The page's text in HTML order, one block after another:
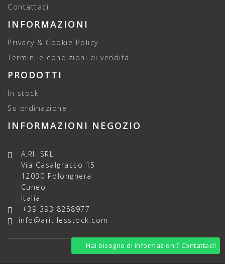
Hai bisogno di informazioni? Contattaci!
Contattaci
INFORMAZIONI
Privacy & Cookie Policy
Termini e condizioni di vendita
PRODOTTI
In stock
Su ordinazione
INFORMAZIONI NEGOZIO
A.RI. SRL
Via Casalgrasso 15
12030 Polonghera
Cuneo
Italia
+39 393 8258977
info@aritilesstock.com